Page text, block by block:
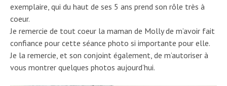
exemplaire, qui du haut de ses 5 ans prend son rôle très à
coeur.
Je remercie de tout coeur la maman de Molly de m’avoir fait
confiance pour cette séance photo si importante pour elle.
Je la remercie, et son conjoint également, de m’autoriser à
vous montrer quelques photos aujourd’hui.